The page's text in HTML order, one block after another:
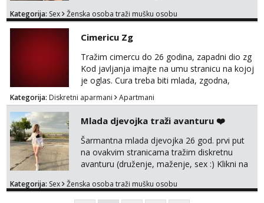
Voljela bi naci nekoga pa da se nemoram
ispod i nadji me tamo, cekam te!
Kategorija: Sex Ženska osoba traži mušku osobu
Cimericu Zg
Tražim cimercu do 26 godina, zapadni dio zg
Kod javljanja imajte na umu stranicu na kojoj
je oglas. Cura treba biti mlada, zgodna,
uredna, bez poroka.
Kategorija: Diskretni aparmani Apartmani
Mlada djevojka traži avanturu ❤️
Šarmantna mlada djevojka 26 god. prvi put
na ovakvim stranicama tražim diskretnu
avanturu (druženje, maženje, sex :) Klikni na
Kategorija: Sex Ženska osoba traži mušku osobu